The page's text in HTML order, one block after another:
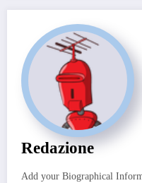
Redazione
Add your Biographical